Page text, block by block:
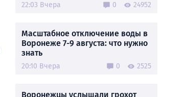
22:03 Вчера 0 24952
Масштабное отключение воды в
Воронеже 7-9 августа: что нужно
знать
20:10 Вчера 0 2525
Воронежцы услышали грохот